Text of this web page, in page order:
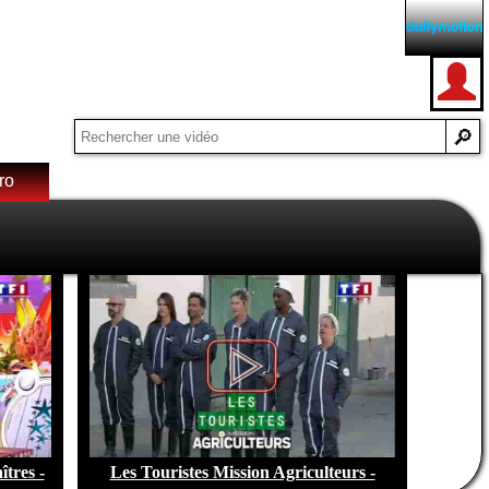
- Les Touristes Mission Agriculteurs -